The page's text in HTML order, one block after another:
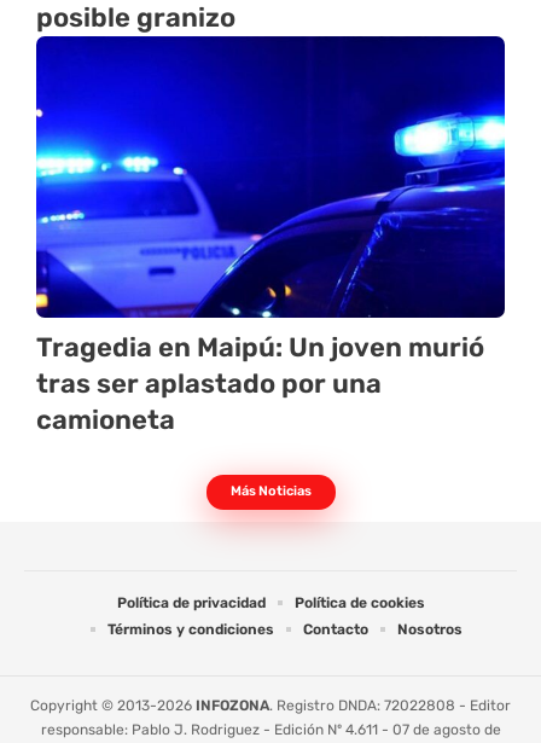
posible granizo
Tragedia en Maipú: Un joven murió
tras ser aplastado por una
camioneta
Más Noticias
Política de privacidad
Política de cookies
Términos y condiciones
Contacto Nosotros
Copyright © 2013-2026 INFOZONA. Registro DNDA: 72022808 - Editor
responsable: Pablo J. Rodriguez - Edición Nº 4.611 - 07 de agosto de